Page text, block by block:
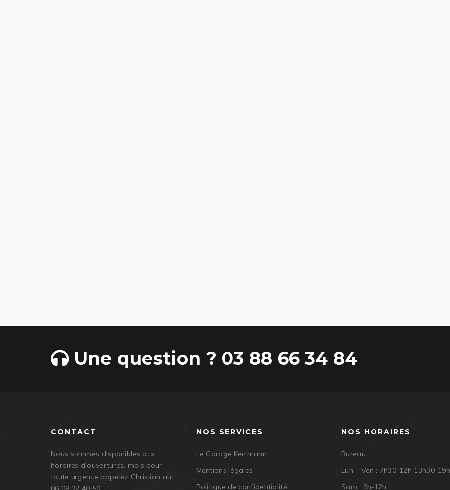
Une question ? 03 88 66 34 84
CONTACT
Nous sommes disponibles aux
horaires d'ouvertures, mais pour
toute urgence appelez Christian au
06 08 32 40 50
NOS SERVICES
Le Garage Kerrmann
Mentions légales
Politique de confidentialité
NOS HORAIRES
Bureau
Lun – Ven : 7h30-12h 13h30-19h
Sam : 9h-12h